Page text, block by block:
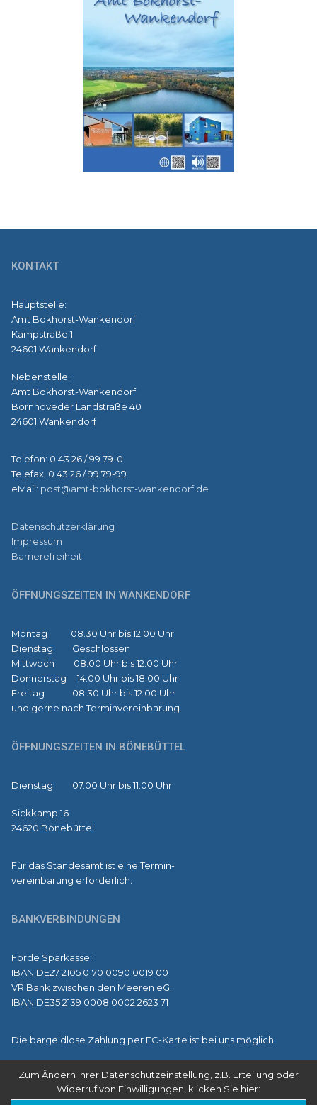
KONTAKT
Hauptstelle:
Amt Bokhorst-Wankendorf
Kampstraße 1
24601 Wankendorf
Nebenstelle:
Amt Bokhorst-Wankendorf
Bornhöveder Landstraße 40
24601 Wankendorf
Telefon: 0 43 26 / 99 79-0
Telefax: 0 43 26 / 99 79-99
eMail: post@amt-bokhorst-wankendorf.de
Datenschutzerklärung
Impressum
Barrierefreiheit
ÖFFNUNGSZEITEN IN WANKENDORF
Montag 08.30 Uhr bis 12.00 Uhr
Dienstag Geschlossen
Mittwoch 08.00 Uhr bis 12.00 Uhr
Donnerstag 14.00 Uhr bis 18.00 Uhr
Freitag 08.30 Uhr bis 12.00 Uhr
und gerne nach Terminvereinbarung.
ÖFFNUNGSZEITEN IN BÖNEBÜTTEL
Dienstag 07.00 Uhr bis 11.00 Uhr
Sickkamp 16
24620 Bönebüttel
Für das Standesamt ist eine Termin-
vereinbarung erforderlich.
BANKVERBINDUNGEN
Förde Sparkasse:
IBAN DE27 2105 0170 0090 0019 00
VR Bank zwischen den Meeren eG:
IBAN DE35 2139 0008 0002 2623 71
Die bargeldlose Zahlung per EC-Karte ist bei uns möglich.
Zum Ändern Ihrer Datenschutzeinstellung, z.B. Erteilung oder
Widerruf von Einwilligungen, klicken Sie hier: